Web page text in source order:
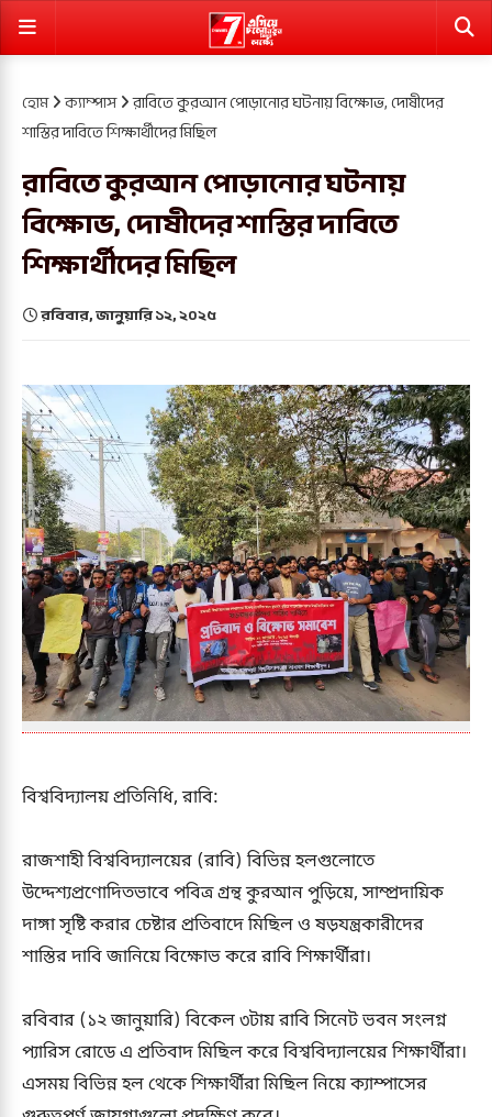
হোম ক্যাম্পাস রাবিতে কুরআন পোড়ানোর ঘটনায় বিক্ষোভ, দোষীদের
শাস্তির দাবিতে শিক্ষার্থীদের মিছিল
রাবিতে কুরআন পোড়ানোর ঘটনায়
বিক্ষোভ, দোষীদের শাস্তির দাবিতে
শিক্ষার্থীদের মিছিল
রবিবার, জানুয়ারি ১২, ২০২৫
বিশ্ববিদ্যালয় প্রতিনিধি, রাবি:
রাজশাহী বিশ্ববিদ্যালয়ের (রাবি) বিভিন্ন হলগুলোতে
উদ্দেশ্যপ্রণোদিতভাবে পবিত্র গ্রন্থ কুরআন পুড়িয়ে, সাম্প্রদায়িক
দাঙ্গা সৃষ্টি করার চেষ্টার প্রতিবাদে মিছিল ও ষড়যন্ত্রকারীদের
শাস্তির দাবি জানিয়ে বিক্ষোভ করে রাবি শিক্ষার্থীরা।
রবিবার (১২ জানুয়ারি) বিকেল ৩টায় রাবি সিনেট ভবন সংলগ্ন
প্যারিস রোডে এ প্রতিবাদ মিছিল করে বিশ্ববিদ্যালয়ের শিক্ষার্থীরা।
এসময় বিভিন্ন হল থেকে শিক্ষার্থীরা মিছিল নিয়ে ক্যাম্পাসের